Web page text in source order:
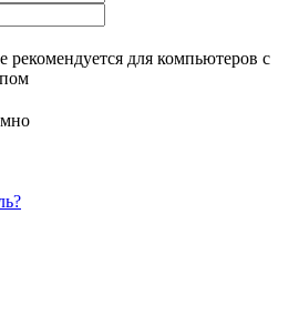
рекомендуется для компьютеров с